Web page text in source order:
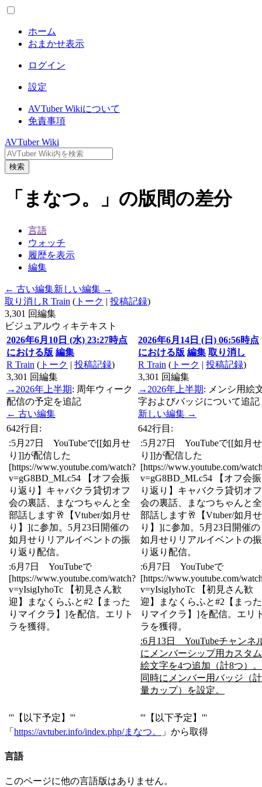
ホーム
おまかせ表示
ログイン
設定
AVTuber Wikiについて
免責事項
AVTuber Wiki
検索
「まなつ。」の版間の差分
言語
ウォッチ
履歴を表示
編集
← 古い編集新しい編集 →
取り消しR Train ( トーク | 投稿記録)
3,301 回編集
ビジュアルウィキテキスト
2026年6月10日 (水) 23:27時点
における版 編集
R Train ( トーク | 投稿記録)
3,301 回編集
→ 2026年上半期: 周年ウィーク
配信の予定を追記
← 古い編集
2026年6月14日 (日) 06:56時点
における版 編集 取り消し
R Train ( トーク | 投稿記録)
3,301 回編集
→ 2026年上半期: メンシ用絵
字およびバッジについて追記
新しい編集 →
642行目:
642行目:
:5月27日 YouTubeで[[如月せ
り]]が配信した
[https://www.youtube.com/watch?
v=gG8BD_MLc54 【オフ会振
り返り】キャバクラ貸切オフ
会の裏話、まなつちゃんと全
部話します🥂【Vtuber/如月せ
り】]に参加。5月23日開催の
如月せりリアルイベントの振
り返り配信。
:5月27日 YouTubeで[[如月せ
り]]が配信した
[https://www.youtube.com/
v=gG8BD_MLc54 【オフ会振
り返り】キャバクラ貸切オフ
会の裏話、まなつちゃんと全
部話します🥂【Vtuber/如月せ
り】]に参加。5月23日開催の
如月せりリアルイベントの振
り返り配信。
:6月7日 YouTubeで
[https://www.youtube.com/watch?
v=yIsigIyhoTc 【初見さん歓
迎】まなくらふと#2【まった
りマイクラ】]を配信。エリト
ラを獲得。
:6月7日 YouTubeで
[https://www.youtube.com/
v=yIsigIyhoTc 【初見さん歓
迎】まなくらふと#2【まった
りマイクラ】]を配信。エリ
ラを獲得。
:6月13日 YouTubeチャンネ
にメンバーシップ用カスタム
絵文字を4つ追加（計8つ）。
同時にメンバー用バッジ（計
量カップ）を設定。
'''【以下予定】'''
'''【以下予定】'''
「 https://avtuber.info/index.php/まなつ。 」から取得
言語
このページに他の言語版はありません。